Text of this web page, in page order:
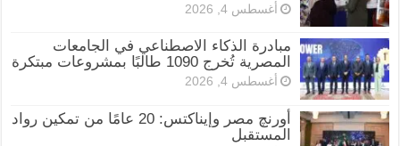
أغسطس 4, 2026
مبادرة الذكاء الاصطناعي في الجامعات
المصرية تُخرج 1090 طالبًا بمشروعات مبتكرة
أغسطس 4, 2026
أورنچ مصر وإيناكتس: 20 عامًا من تمكين رواد
المستقبل